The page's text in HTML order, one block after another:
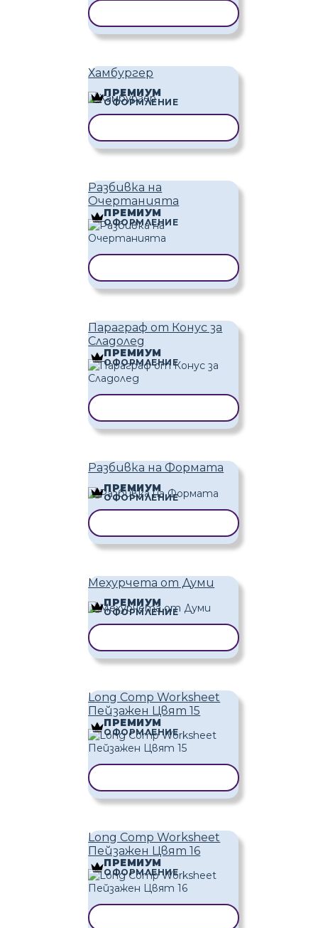
Хамбургер
ПРЕМИУМ
ОФОРМЛЕНИЕ
Разбивка на
Очертанията
ПРЕМИУМ
ОФОРМЛЕНИЕ
Параграф от Конус за
Сладолед
ПРЕМИУМ
ОФОРМЛЕНИЕ
Разбивка на Формата
ПРЕМИУМ
ОФОРМЛЕНИЕ
Мехурчета от Думи
ПРЕМИУМ
ОФОРМЛЕНИЕ
Long Comp Worksheet
Пейзажен Цвят 15
ПРЕМИУМ
ОФОРМЛЕНИЕ
Long Comp Worksheet
Пейзажен Цвят 16
ПРЕМИУМ
ОФОРМЛЕНИЕ